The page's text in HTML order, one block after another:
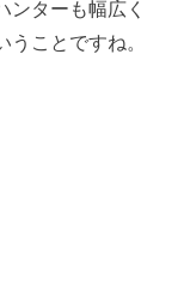
ンターも幅広く
ことですね。